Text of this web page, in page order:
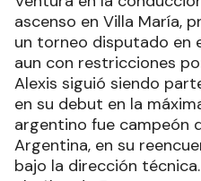
ascenso en Villa María,
un torneo disputado en
aun con restricciones
Alexis siguió siendo
en su debut en la
argentino fue campeón
Argentina, en su
bajo la dirección